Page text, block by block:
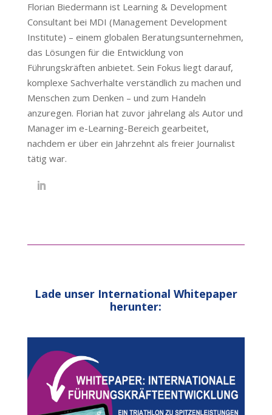
Florian Biedermann ist Learning & Development
Consultant bei MDI (Management Development
Institute) – einem globalen Beratungsunternehmen,
das Lösungen für die Entwicklung von
Führungskräften anbietet. Sein Fokus liegt darauf,
komplexe Sachverhalte verständlich zu machen und
Menschen zum Denken – und zum Handeln
anzuregen. Florian hat zuvor jahrelang als Autor und
Manager im e-Learning-Bereich gearbeitet,
nachdem er über ein Jahrzehnt als freier Journalist
tätig war.
Lade unser International Whitepaper
herunter: